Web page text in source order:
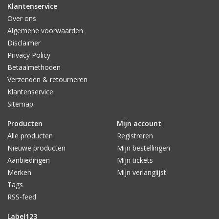
Klantenservice
Over ons
Algemene voorwaarden
Disclaimer
Privacy Policy
Betaalmethoden
Verzenden & retourneren
Klantenservice
Sitemap
Producten
Alle producten
Nieuwe producten
Aanbiedingen
Merken
Tags
RSS-feed
Mijn account
Registreren
Mijn bestellingen
Mijn tickets
Mijn verlanglijst
Label123